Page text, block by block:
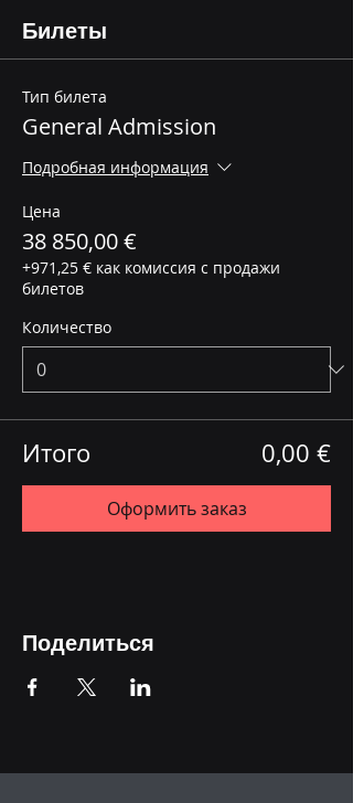
Билеты
Тип билета
General Admission
Подробная информация
Цена
38 850,00 €
+971,25 € как комиссия с продажи
билетов
Количество
Итого 0,00 €
Оформить заказ
Поделиться